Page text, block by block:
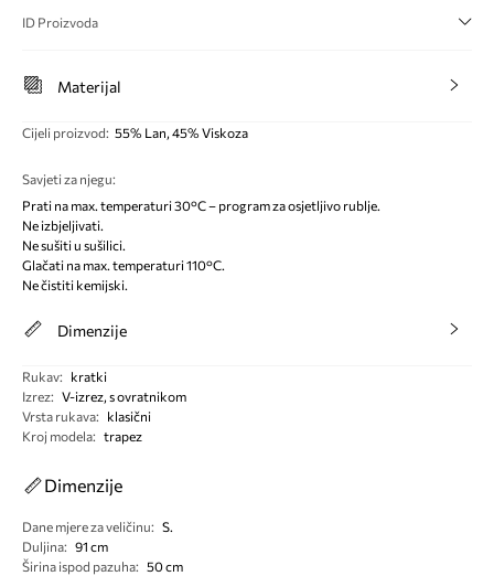
ID Proizvoda
Materijal
Cijeli proizvod: 55% Lan, 45% Viskoza
Savjeti za njegu:
Prati na max. temperaturi 30°C – program za osjetljivo rublje.
Ne izbjeljivati.
Ne sušiti u sušilici.
Glačati na max. temperaturi 110°C.
Ne čistiti kemijski.
Dimenzije
Rukav:
kratki
Izrez: V-izrez, s ovratnikom
Vrsta rukava:
klasični
Kroj modela: trapez
Dimenzije
Dane mjere za veličinu: S.
Duljina: 91 cm
Širina ispod pazuha: 50 cm